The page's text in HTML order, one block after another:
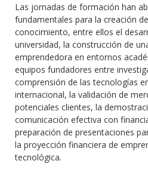
Las jornadas de formación han
fundamentales para la creación
conocimiento, entre ellos el
universidad, la construcción de
emprendedora en entornos
equipos fundadores entre
comprensión de las tecnologías
internacional, la validación de
potenciales clientes, la
comunicación efectiva con
preparación de presentaciones
la proyección financiera de
tecnológica.